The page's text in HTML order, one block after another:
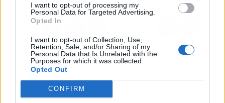
I want to opt-out of processing my
Personal Data for Targeted Advertising.
Opted In
I want to opt-out of Collection, Use,
Retention, Sale, and/or Sharing of my
Personal Data that Is Unrelated with the
Purposes for which it was collected.
Opted Out
CONFIRM